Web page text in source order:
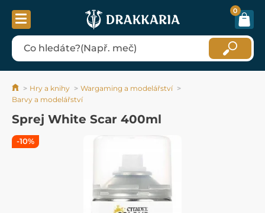
0
Hry a knihy
Wargaming a modelářství
Barvy a modelářství
Sprej White Scar 400ml
-10%